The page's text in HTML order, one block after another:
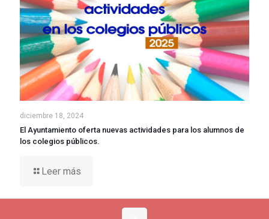
diciembre 18, 2024
El Ayuntamiento oferta nuevas actividades para los alumnos de
los colegios públicos.
Leer más